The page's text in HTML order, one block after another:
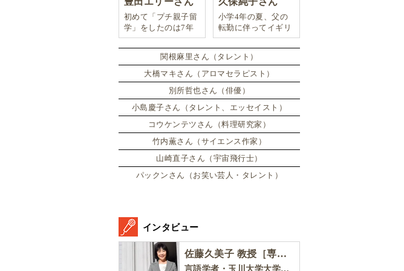
初めて「プチ親子留
学」をしたのは7年
前。娘は2週間ロン
ドンのサマースクー
ルに通い、英語劇に
挑戦したり、
小学4年の夏、父の
転勤に伴ってイギリ
スに引っ越した。
関根麻里さん（タレント）
大橋マキさん（アロマセラピスト）
別所哲也さん（俳優）
小島慶子さん（タレント、エッセイスト）
コウケンテツさん（料理研究家）
竹内薫さん（サイエンス作家）
山崎直子さん（宇宙飛行士）
パックンさん（お笑い芸人・タレント）
インタビュー
佐藤久美子 教授［専門家インタビュー］
言語学者・玉川大学大学院教育学研究科 教授・NHK「えいごであそぼ」総合指導